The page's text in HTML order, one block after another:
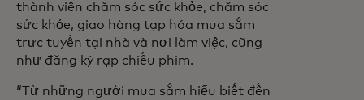
thành viên chăm sóc sức khỏe, chăm sóc
sức khỏe, giao hàng tạp hóa mua sắm
trực tuyến tại nhà và nơi làm việc, cũng
như đăng ký rạp chiếu phim.
“Từ những người mua sắm hiểu biết đến